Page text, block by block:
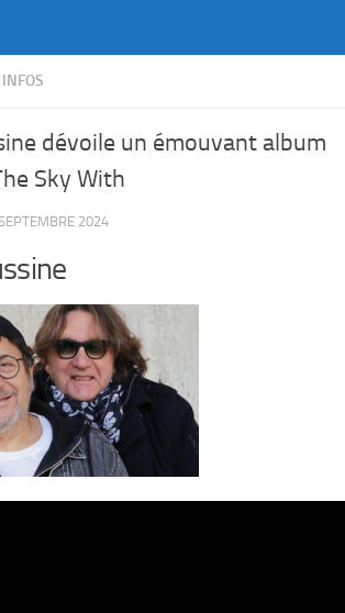
INFOS
dévoile un émouvant album
Sky With
2024